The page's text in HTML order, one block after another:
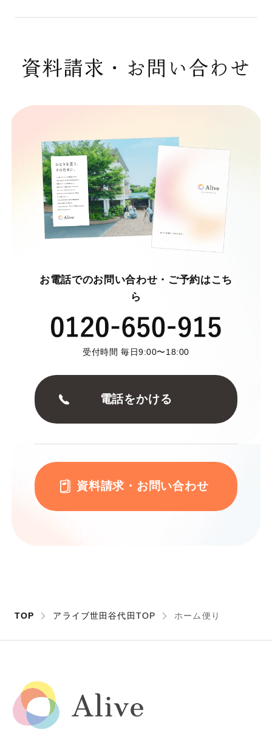
資料請求・お問い合わせ
お電話でのお問い合わせ・ご予約はこち
ら
受付時間 毎日9:00〜18:00
電話をかける
資料請求・お問い合わせ
TOP アライブ世田谷代田TOP ホーム便り